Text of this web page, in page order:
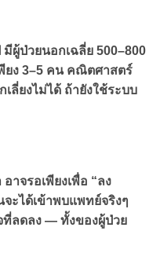
ผู้ป่วยนอกเฉลี่ย 500–800
ยง 3–5 คน คณิตศาสตร์
เลี่ยงไม่ได้ ถ้ายังใช้ระบบ
าจรอเพียงเพื่อ “ลง
ะได้เข้าพบแพทย์จริงๆ
ลดลง — ทั้งของผู้ป่วย